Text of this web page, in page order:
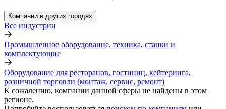
Компании в других городах
Все индустрии
Промышленное оборудование, техника, станки и
комплектующие
Оборудование для ресторанов, гостиниц, кейтеринга,
розничной торговли (монтаж, сервис, ремонт)
К сожалению, компании данной сферы не найдены в этом
регионе.